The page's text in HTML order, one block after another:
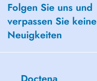
Folgen Sie uns und
verpassen Sie keine
Neuigkeiten